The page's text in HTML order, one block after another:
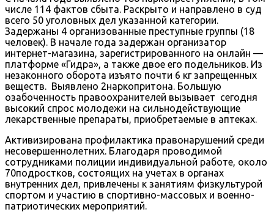
числе 114 фактов сбыта. Раскрыто и направлено в суд
всего 50 уголовных дел указанной категории.
Задержаны 4 организованные преступные группы (18
человек). В начале года задержан организатор
интернет-магазина, зарегистрированного на онлайн —
платформе «Гидра», а также двое его подельников. Из
незаконного оборота изъято почти 6 кг запрещенных
веществ. Выявлено 2наркопритона. Большую
озабоченность правоохранителей вызывает сегодня
высокий спрос молодежи на сильнодействующие
лекарственные препараты, приобретаемые в аптеках.
Активизирована профилактика правонарушений среди
несовершеннолетних. Благодаря проводимой
сотрудниками полиции индивидуальной работе, около
70подростков, состоящих на учетах в органах
внутренних дел, привлечены к занятиям физкультурой
спортом и участию в спортивно-массовых и военно-
патриотических мероприятий.